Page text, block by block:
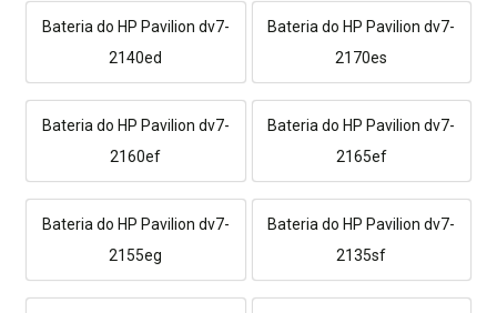
Bateria do HP Pavilion dv7-
2140ed
Bateria do HP Pavilion dv7-
2170es
Bateria do HP Pavilion dv7-
2160ef
Bateria do HP Pavilion dv7-
2165ef
Bateria do HP Pavilion dv7-
2155eg
Bateria do HP Pavilion dv7-
2135sf